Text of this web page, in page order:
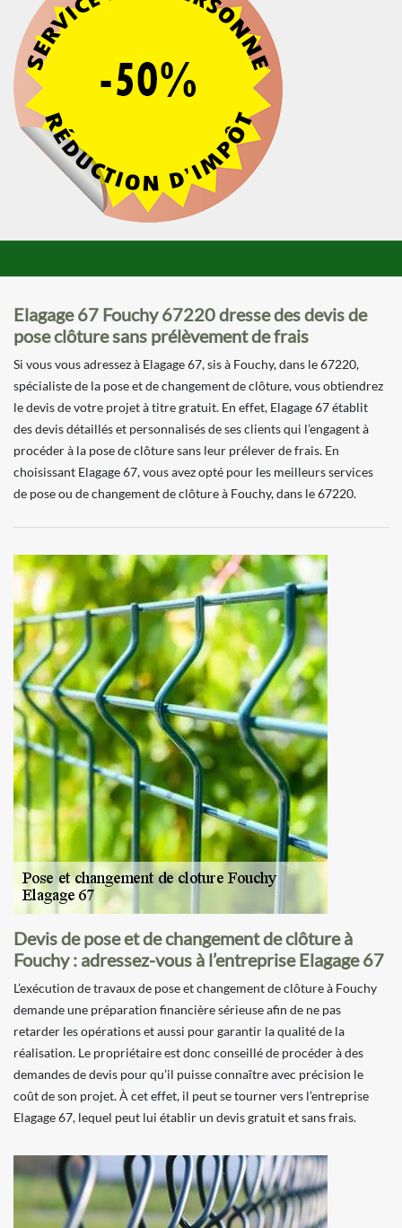
Elagage 67 Fouchy 67220 dresse des devis de
pose clôture sans prélèvement de frais
Si vous vous adressez à Elagage 67, sis à Fouchy, dans le 67220,
spécialiste de la pose et de changement de clôture, vous obtiendrez
le devis de votre projet à titre gratuit. En effet, Elagage 67 établit
des devis détaillés et personnalisés de ses clients qui l’engagent à
procéder à la pose de clôture sans leur prélever de frais. En
choisissant Elagage 67, vous avez opté pour les meilleurs services
de pose ou de changement de clôture à Fouchy, dans le 67220.
Devis de pose et de changement de clôture à
Fouchy : adressez-vous à l’entreprise Elagage 67
L’exécution de travaux de pose et changement de clôture à Fouchy
demande une préparation financière sérieuse afin de ne pas
retarder les opérations et aussi pour garantir la qualité de la
réalisation. Le propriétaire est donc conseillé de procéder à des
demandes de devis pour qu’il puisse connaître avec précision le
coût de son projet. À cet effet, il peut se tourner vers l’entreprise
Elagage 67, lequel peut lui établir un devis gratuit et sans frais.